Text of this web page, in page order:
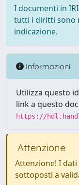
I documenti in
tutti i diritti sono
indicazione.
Informazioni
Utilizza questo
link a questo
https://
Attenzione
Attenzione! I
sottoposti a